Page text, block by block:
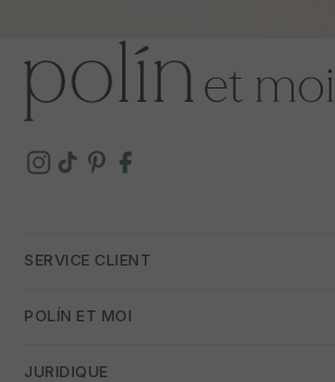
SERVICE CLIENT
POLÍN ET MOI
JURIDIQUE